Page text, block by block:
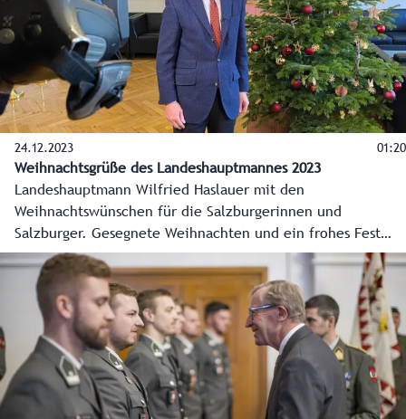
24.12.2023 01:20
Weihnachtsgrüße des Landeshauptmannes 2023
Landeshauptmann Wilfried Haslauer mit den
Weihnachtswünschen für die Salzburgerinnen und
Salzburger. Gesegnete Weihnachten und ein frohes Fest
2023!